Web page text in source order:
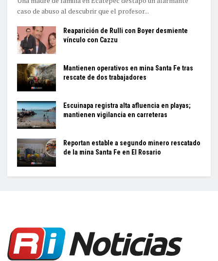
caso de abuso al descubrir que el profesor...
Reaparición de Rulli con Boyer desmiente
vínculo con Cazzu
Mantienen operativos en mina Santa Fe tras
rescate de dos trabajadores
Escuinapa registra alta afluencia en playas;
mantienen vigilancia en carreteras
Reportan estable a segundo minero rescatado
de la mina Santa Fe en El Rosario